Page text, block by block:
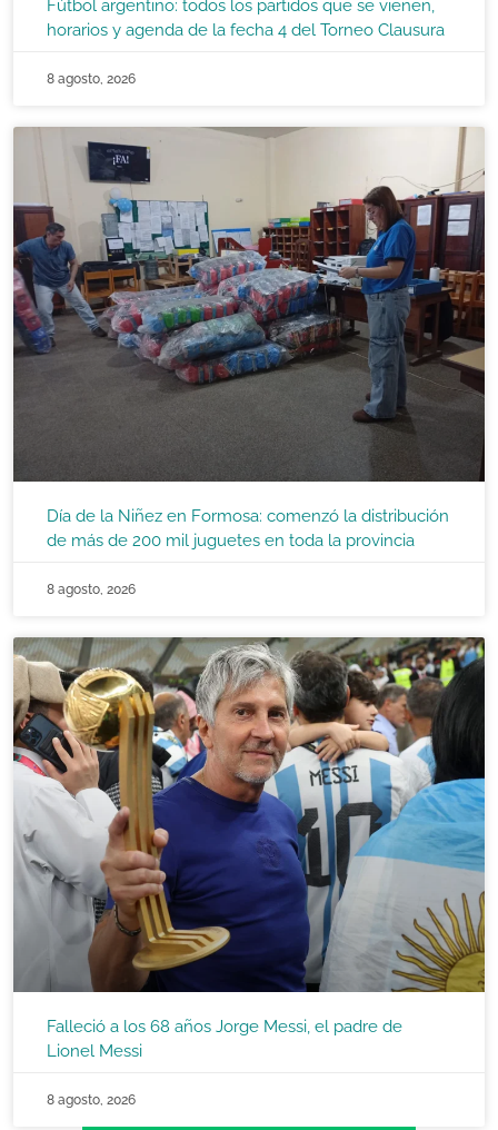
Fútbol argentino: todos los partidos que se vienen,
horarios y agenda de la fecha 4 del Torneo Clausura
8 agosto, 2026
Día de la Niñez en Formosa: comenzó la distribución
de más de 200 mil juguetes en toda la provincia
8 agosto, 2026
Falleció a los 68 años Jorge Messi, el padre de
Lionel Messi
8 agosto, 2026